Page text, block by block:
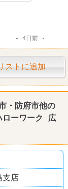
4日前
ストに追加
・防府市他の
ローワーク
広
店